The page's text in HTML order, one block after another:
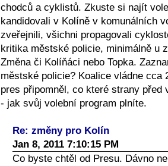
chodců a cyklistů. Zkuste si najít
kandidovali v Kolíně v komunálních
zveřejnili, všichni propagovali
kritika městské policie, minimálně u
Změna či Kolíňáci nebo Topka.
městské policie? Koalice vládne
pres připomněl, co které strany
- jak svůj volební program plníte.
Re: změny pro Kolín
Jan 8, 2011 7:10:15 PM
Co byste chtěl od Presu. Dávno